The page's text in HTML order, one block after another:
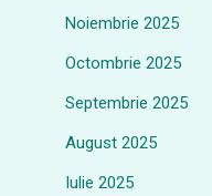
Noiembrie 2025
Octombrie 2025
Septembrie 2025
August 2025
Iulie 2025